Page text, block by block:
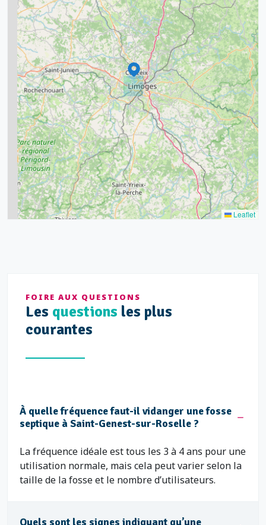
9
2
3
11
5
8
7
7
6
20
2
9
8
11
15
7
Leaflet
FOIRE AUX QUESTIONS
Les questions les plus
courantes
À quelle fréquence faut-il vidanger une fosse
septique à Saint-Genest-sur-Roselle ?
La fréquence idéale est tous les 3 à 4 ans pour une
utilisation normale, mais cela peut varier selon la
taille de la fosse et le nombre d’utilisateurs.
Quels sont les signes indiquant qu’une